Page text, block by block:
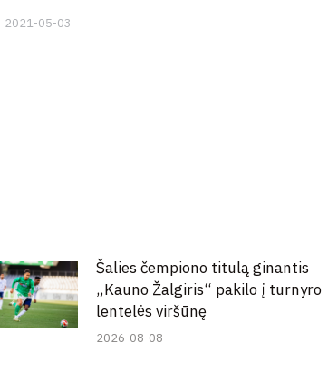
2021-05-03
Šalies čempiono titulą ginantis
„Kauno Žalgiris“ pakilo į turnyro
lentelės viršūnę
2026-08-08